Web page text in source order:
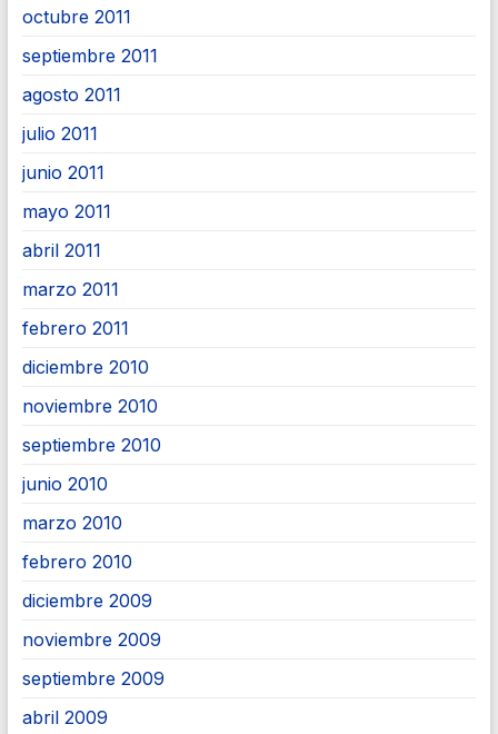
octubre 2011
septiembre 2011
agosto 2011
julio 2011
junio 2011
mayo 2011
abril 2011
marzo 2011
febrero 2011
diciembre 2010
noviembre 2010
septiembre 2010
junio 2010
marzo 2010
febrero 2010
diciembre 2009
noviembre 2009
septiembre 2009
abril 2009